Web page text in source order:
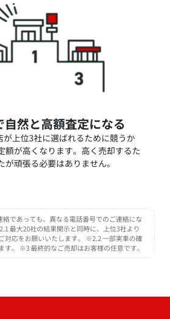
自然と高額査定になる
上位3社に選ばれるために競うか
額が高くなります。高く売却するた
が頑張る必要はありません。
であっても、異なる電話番号でのご連絡にな
最大20社の結果開示と同時に、上位3社より
対応をお願いいたします。 ※2.2 一部実車の確
す。 ※3 最終的なご売却はお客様の任意です。